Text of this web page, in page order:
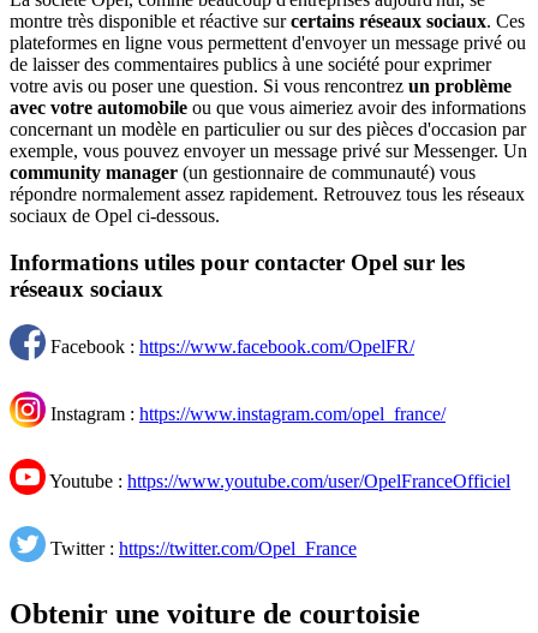
montre très disponible et réactive surcertains réseaux sociaux. Ces
plateformes en ligne vous permettent d'envoyer un message privé ou
de laisser des commentaires publics à une société pour exprimer
votre avis ou poser une question. Si vous rencontrez un problème
avec votre automobile ou que vous aimeriez avoir des informations
concernant un modèle en particulier ou sur des pièces d'occasion par
exemple, vous pouvez envoyer un message privé sur Messenger. Un
community manager (un gestionnaire de communauté) vous
répondre normalement assez rapidement. Retrouvez tous les réseaux
sociaux de Opel ci-dessous.
Informations utiles pour contacter Opel sur les
réseaux sociaux
Facebook : https://www.facebook.com/OpelFR/
Instagram : https://www.instagram.com/opel_france/
Youtube : https://www.youtube.com/user/OpelFranceOfficiel
Twitter : https://twitter.com/Opel_France
Obtenir une voiture de courtoisie